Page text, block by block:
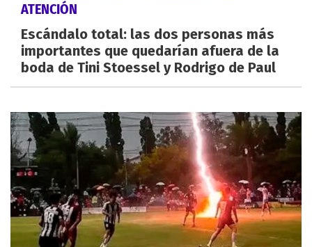
ATENCIÓN
Escándalo total: las dos personas más
importantes que quedarían afuera de la
boda de Tini Stoessel y Rodrigo de Paul